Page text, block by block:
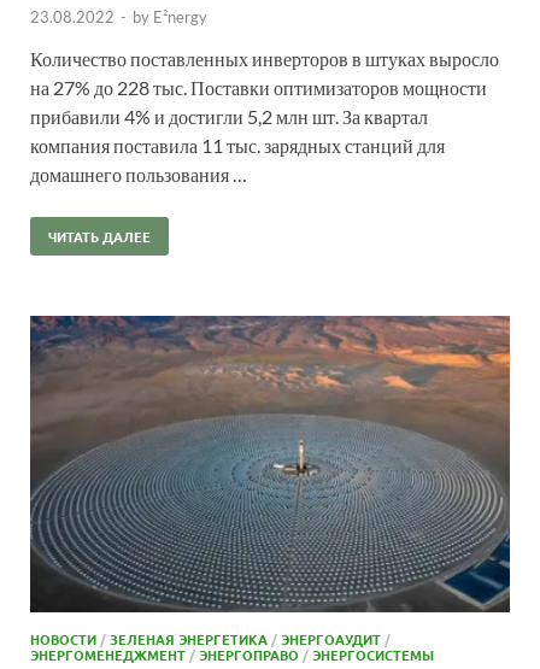
23.08.2022 - by E²nergy
Количество поставленных инверторов в штуках выросло
на 27% до 228 тыс. Поставки оптимизаторов мощности
прибавили 4% и достигли 5,2 млн шт. За квартал
компания поставила 11 тыс. зарядных станций для
домашнего пользования …
ЧИТАТЬ ДАЛЕЕ
НОВОСТИ /ЗЕЛЕНАЯ ЭНЕРГЕТИКА /ЭНЕРГОАУДИТ /
ЭНЕРГОМЕНЕДЖМЕНТ /ЭНЕРГОПРАВО /ЭНЕРГОСИСТЕМЫ